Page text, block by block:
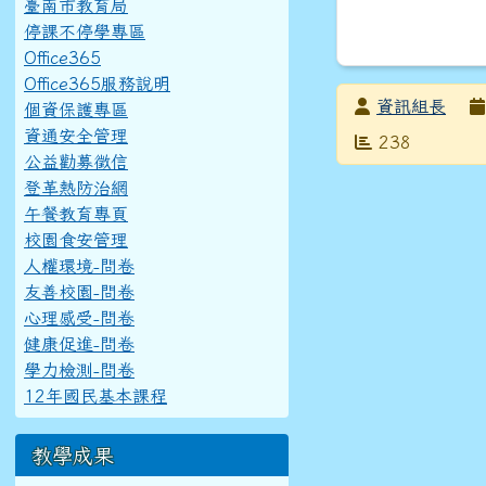
臺南市教育局
停課不停學專區
Office365
Office365服務說明
個資保護專區
資通安全管理
公益勸募徵信
登革熱防治網
午餐教育專頁
校園食安管理
人權環境-問卷
友善校園-問卷
心理感受-問卷
健康促進-問卷
學力檢測-問卷
12年國民基本課程
教學成果
發布者資訊組長
發布日期
瀏覽次數
238